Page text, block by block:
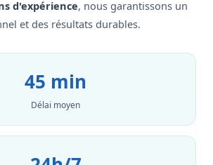
d'expérience, nous garantissons un
et des résultats durables.
45 min
Délai moyen